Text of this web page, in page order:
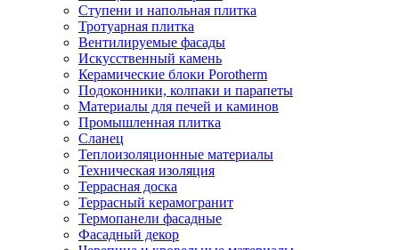
Ступени и напольная плитка
Тротуарная плитка
Вентилируемые фасады
Искусственный камень
Керамические блоки Porotherm
Подоконники, колпаки и парапеты
Материалы для печей и каминов
Промышленная плитка
Сланец
Теплоизоляционные материалы
Техническая изоляция
Террасная доска
Террасный керамогранит
Термопанели фасадные
Фасадный декор